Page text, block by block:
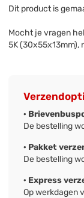
Dit product is
Mocht je vragen
5K (30x55x13mm),
·
De bestelling
· Pakket
De bestelling
· Express
Op werkdagen